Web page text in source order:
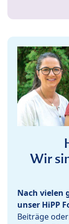
Wir
Nach vielen
unser HiPP
Beiträge